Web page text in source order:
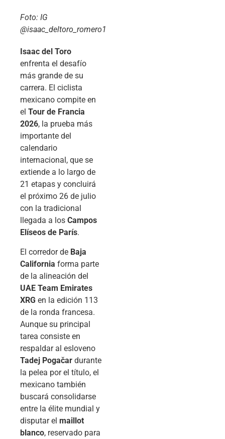
Foto: IG
@isaac_deltoro_romero1
Isaac del Toro
enfrenta el desafío
más grande de su
carrera. El ciclista
mexicano compite en
el Tour de Francia
2026, la prueba más
importante del
calendario
internacional, que se
extiende a lo largo de
21 etapas y concluirá
el próximo 26 de julio
con la tradicional
llegada a los Campos
Elíseos de París.
El corredor de Baja
California forma parte
de la alineación del
UAE Team Emirates
XRG en la edición 113
de la ronda francesa.
Aunque su principal
tarea consiste en
respaldar al esloveno
Tadej Pogačar durante
la pelea por el título, el
mexicano también
buscará consolidarse
entre la élite mundial y
disputar el maillot
blanco, reservado para